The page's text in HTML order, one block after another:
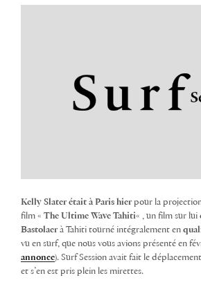
Kelly Slater était à Paris hierpour la
film « The Ultime Wave Tahiti« , un film sur lui
Bastolaerà Tahiti tourné intégralement en
vu en surf, que nous vous avions présenté en
annonce). Surf Session avait fait le
et s’en est pris plein les mirettes.